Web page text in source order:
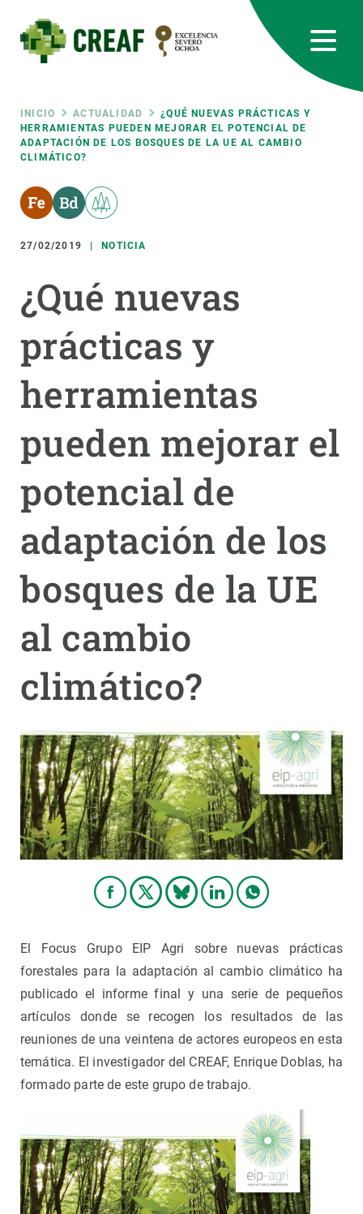
contenido
principal
Ruta
de
navegación
INICIO ACTUALIDAD
¿QUÉ NUEVAS PRÁCTICAS Y
HERRAMIENTAS PUEDEN MEJORAR EL POTENCIAL DE
ADAPTACIÓN DE LOS BOSQUES DE LA UE AL CAMBIO
CLIMÁTICO?
27/02/2019 NOTICIA
¿Qué nuevas
prácticas y
herramientas
pueden mejorar el
potencial de
adaptación de los
bosques de la UE
al cambio
climático?
El Focus Grupo EIP Agri sobre nuevas prácticas
forestales para la adaptación al cambio climático ha
publicado el informe final y una serie de pequeños
artículos donde se recogen los resultados de las
reuniones de una veintena de actores europeos en esta
temática. El investigador del CREAF, Enrique Doblas, ha
formado parte de este grupo de trabajo.
RRSS
Featured
responsive
INTRANET
Responsive
menu
SOBRE NOSOTROS
INVESTIGACIÓN
ÚNETE A NOSOTROS
PARTICIPA
NOTICIAS Y AGENDA